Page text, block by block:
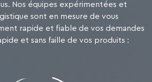
Nos équipes expérimentées et
sont en mesure de vous
rapide et fiable de vos demandes
et sans faille de vos produits :